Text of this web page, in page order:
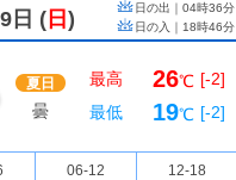
日 ( 日 ) 日の出｜ 04時36分
日の入｜ 18時46分
夏日
曇
最高 26℃ [-2]
最低
19℃ [-2]
06-12 12-18